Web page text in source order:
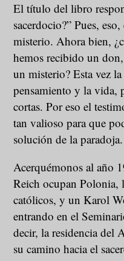
El título del libro
sacerdocio?” Pues,
misterio. Ahora bien,
hemos recibido un
un misterio? Esta vez
pensamiento y la vida,
cortas. Por eso el
tan valioso para que
solución de la paradoja.
Acerquémonos al año
Reich ocupan Polonia,
católicos, y un Karol
entrando en el
decir, la residencia del
su camino hacia el